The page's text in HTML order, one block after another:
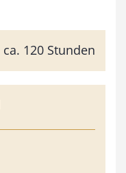
ca. 120 Stunden